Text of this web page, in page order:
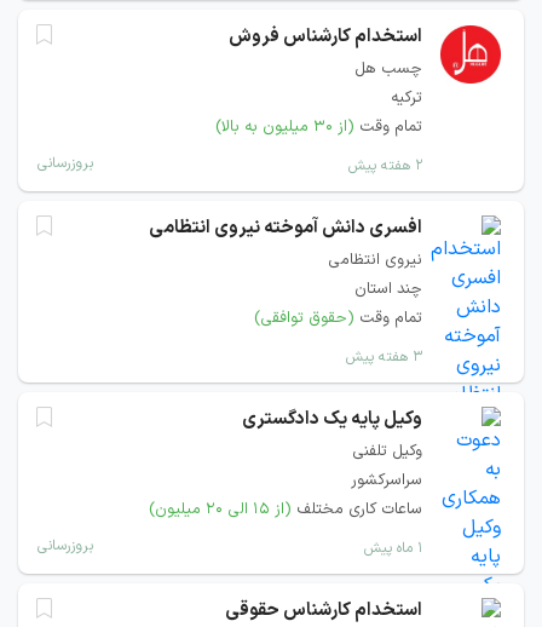
استخدام کارشناس فروش
چسب هل
ترکیه
تمام وقت (از ۳۰ میلیون به بالا)
۲ هفته پیش بروزرسانی
افسری دانش آموخته نیروی انتظامی
نیروی انتظامی
چند استان
تمام وقت (حقوق توافقی)
۳ هفته پیش
وکیل پایه یک دادگستری
وکیل تلفنی
سراسرکشور
ساعات کاری مختلف (از ۱۵ الی ۲۰ میلیون)
۱ ماه پیش بروزرسانی
استخدام کارشناس حقوقی